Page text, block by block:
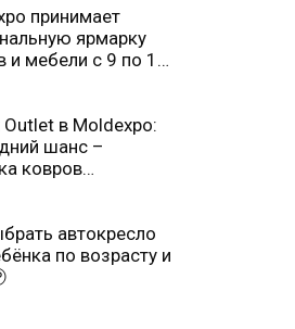
принимает
ярмарку
и мебели с 9 по 14
Outlet в Moldexpo:
шанс –
ковров
автокресло
по возрасту и